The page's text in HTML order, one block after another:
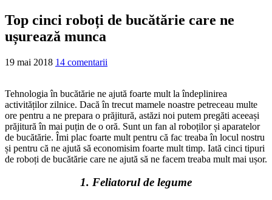
Top cinci roboți de bucătărie care ne
ușurează munca
19 mai 2018 14 comentarii
Tehnologia în bucătărie ne ajută foarte mult la îndeplinirea
activităților zilnice. Dacă în trecut mamele noastre petreceau multe
ore pentru a ne prepara o prăjitură, astăzi noi putem pregăti aceeași
prăjitură în mai puțin de o oră. Sunt un fan al roboților și aparatelor
de bucătărie. Îmi plac foarte mult pentru că fac treaba în locul nostru
și pentru că ne ajută să economisim foarte mult timp. Iată cinci tipuri
de roboți de bucătărie care ne ajută să ne facem treaba mult mai ușor.
1. Feliatorul de legume